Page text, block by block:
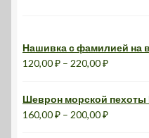
Нашивка с фамилией на
120,00₽ – 220,00₽Диапазон
Шеврон морской пехоты
160,00₽ – 200,00₽Диапазон